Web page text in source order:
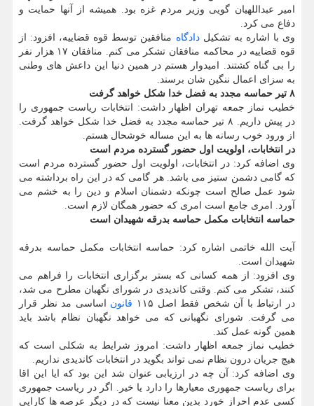
امیر عبداللهیان گویی وزیر مردم غزه بود. همیشه از آنها حمایت و
دفاع می کرد.
وی با اشاره به تشکیلدادگاه منافقین توسط قوه قضاییه، افزود: از
قوه قضاییه در محاکمه منافقان تشکر می کنم. منافقان ۱۷ هزار نفر
را بی گناه کشتند. امیدوار هستم در همین دنیا این داعش های وطنی
به سزای اعمال ننگین شان برسند.
۸ تیر حماسه مجدد به فضل خدا شکل خواهد گرفت
خطیب نماز جمعه تهران اظهار داشت: انتخابات ریاست جمهوری را
در پیش داریم. ۸ تیر حماسه مجدد به فضل خدا شکل خواهد گرفت.
از ورود خوب رسانه ها به این مساله خوشحال هستم.
در انتخابات، اولویت اول حضور گسترده مردم است
وی اضافه کرد: در انتخابات، اولویت اول حضور گسترده مردم است
که گامی دشمن ستیز می باشد. هر گامی که در این راه برداشته می
شود عمل صالح است چونکه دشمنان اسلام و دین را به خشم می
آورد. امری جامع است امری که حضور همگان لازم است.
حماسه انتخابات مکمل حماسه بدرقه شهیدان است
آیت الله خاتمی اشاره کرد: حماسه انتخابات مکمل حماسه بدرقه
شهیدان است.
وی افزود: از همه کسانی که بستر برگزاری انتخابات را فراهم می
کنند، تشکر می کنم. وقتی کاندیدی در شورای نگهبان مطرح می شد،
در ارتباط با آن شخص فقط اصل ۱۱۵
قانون اساسی مد نظر قرار
می گرفت. شورای نگهبانی که می خواهد نگهبان نظام باشد باید
همین گونه عمل کند.
خطیب نماز جمعه اظهار داشت: امروز شرایط به شکلی است که
هیچ جریان درون نظام نمی تواند بگوید در انتخابات کاندیدی نداریم.
وی اضافه کرد: آن چه در ارزیابی عنوان شد این بود که ایا این اقا
برای ریاست جمهوری معیارها را دارد یا خیر. اگر در ریاست جمهوری
کسی عدم احراز خورد بدین معنا نیست که در دیگر عرصه ها کارایی